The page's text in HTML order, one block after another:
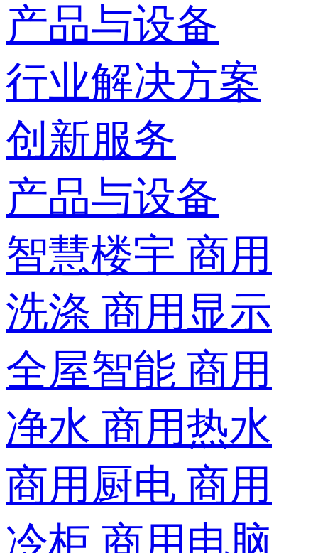
产品与设备
行业解决方案
创新服务
产品与设备
智慧楼宇 商用
洗涤 商用显示
全屋智能 商用
净水 商用热水
商用厨电 商用
冷柜 商用电脑